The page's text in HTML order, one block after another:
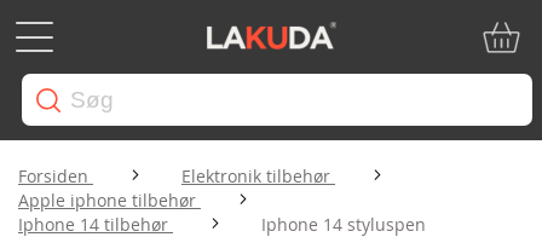
Forsiden
Elektronik tilbehør
Apple iphone tilbehør
Iphone 14 tilbehør
Iphone 14 styluspen